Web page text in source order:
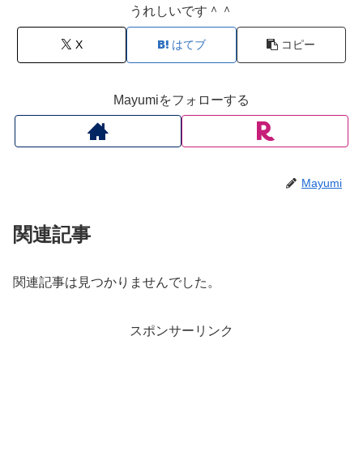
うれしいです＾＾
X はてブ コピー
Mayumiをフォローする
Mayumi
関連記事
関連記事は見つかりませんでした。
スポンサーリンク